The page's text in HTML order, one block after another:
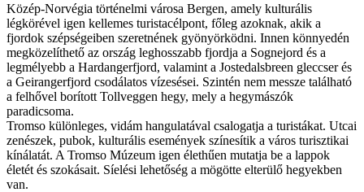
Közép-Norvégia történelmi városa Bergen, amely kulturális
légkörével igen kellemes turistacélpont, főleg azoknak, akik a
fjordok szépségeiben szeretnének gyönyörködni. Innen könnyedén
megközelíthető az ország leghosszabb fjordja a Sognejord és a
legmélyebb a Hardangerfjord, valamint a Jostedalsbreen gleccser és
a Geirangerfjord csodálatos vízesései. Szintén nem messze található
a felhővel borított Tollveggen hegy, mely a hegymászók
paradicsoma.
Tromso különleges, vidám hangulatával csalogatja a turistákat. Utcai
zenészek, pubok, kulturális események színesítik a város turisztikai
kínálatát. A Tromso Múzeum igen élethűen mutatja be a lappok
életét és szokásait. Síelési lehetőség a mögötte elterülő hegyekben
van.